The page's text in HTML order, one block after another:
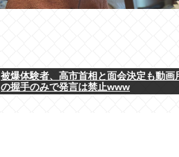
被爆体験者、高市首相と面会決定も動画
の握手のみで発言は禁止www